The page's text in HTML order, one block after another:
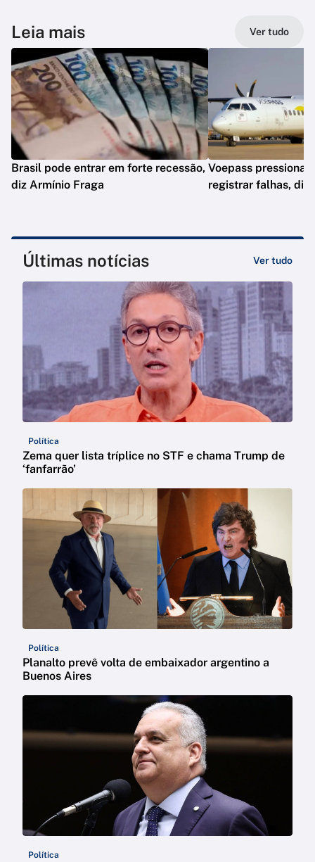
Leia mais Ver tudo
Brasil pode entrar em forte recessão,
diz Armínio Fraga
Voepass
registrar falhas, diz
Últimas notícias Ver tudo
Política
Zema quer lista tríplice no STF e chama Trump de
‘fanfarrão’
Política
Planalto prevê volta de embaixador argentino a
Buenos Aires
Política